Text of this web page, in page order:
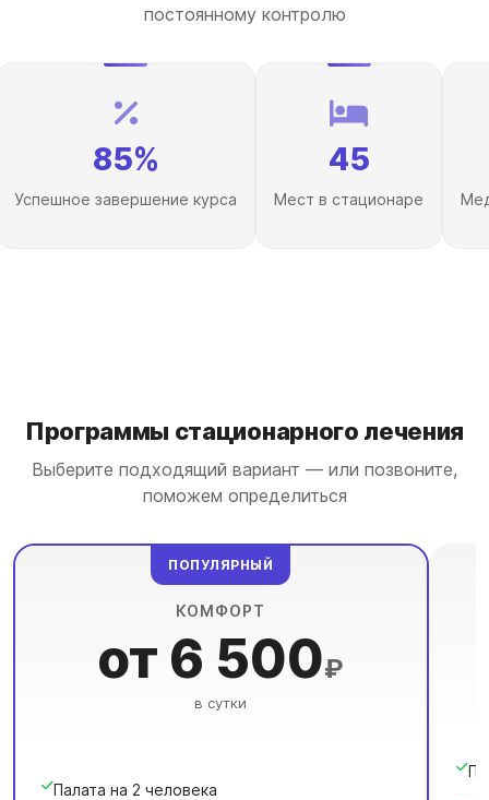
постоянному контролю
85%
Успешное завершение курса
45
Мест в стационаре
Программы стационарного лечения
Выберите подходящий вариант — или позвоните,
поможем определиться
ПОПУЛЯРНЫЙ
КОМФОРТ
от 6 500₽
в сутки
Палата на 2 человека